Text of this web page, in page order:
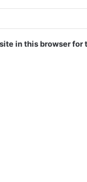
in this browser for